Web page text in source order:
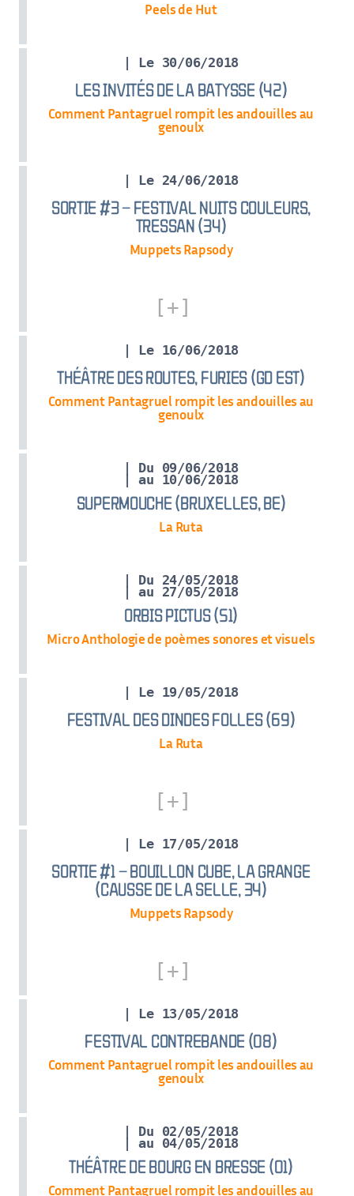
Peels de Hut
| Le 30/06/2018
LES INVITÉS DE LA BATYSSE (42)
Comment Pantagruel rompit les andouilles au
genoulx
| Le 24/06/2018
SORTIE #3 – FESTIVAL NUITS COULEURS,
TRESSAN (34)
Muppets Rapsody
| Le 16/06/2018
THÉÂTRE DES ROUTES, FURIES (GD EST)
Comment Pantagruel rompit les andouilles au
genoulx
| Du 09/06/2018
SUPERMOUCHE (BRUXELLES, BE)
| au 10/06/2018
La Ruta
| Du 24/05/2018
ORBIS PICTUS (51)
| au 27/05/2018
Micro Anthologie de poèmes sonores et visuels
| Le 19/05/2018
FESTIVAL DES DINDES FOLLES (69)
La Ruta
| Le 17/05/2018
SORTIE #1 – BOUILLON CUBE, LA GRANGE
(CAUSSE DE LA SELLE, 34)
Muppets Rapsody
| Le 13/05/2018
FESTIVAL CONTREBANDE (08)
Comment Pantagruel rompit les andouilles au
genoulx
| Du 02/05/2018
THÉÂTRE DE BOURG EN BRESSE (01)
| au 04/05/2018
Comment Pantagruel rompit les andouilles au